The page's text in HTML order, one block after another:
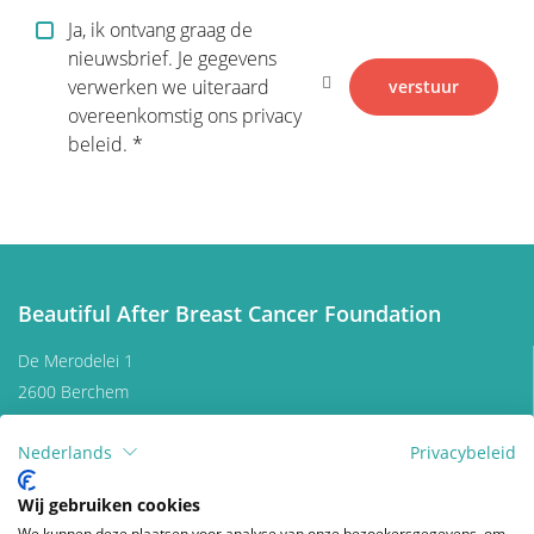
Nederlands Privacybeleid
Wij gebruiken cookies
Verwijderen van de tumor
Beslissen
Bijkomende operaties na
borstreconstructie
Praktische Problemen
Ja, ik ontvang graag de
nieuwsbrief. Je gegevens
verwerken we uiteraard
overeenkomstig ons privacy
beleid.
verstuur
Beautiful After Breast Cancer Foundation
De Merodelei 1
2600 Berchem
Belgium
Contacteer ons
Doneren